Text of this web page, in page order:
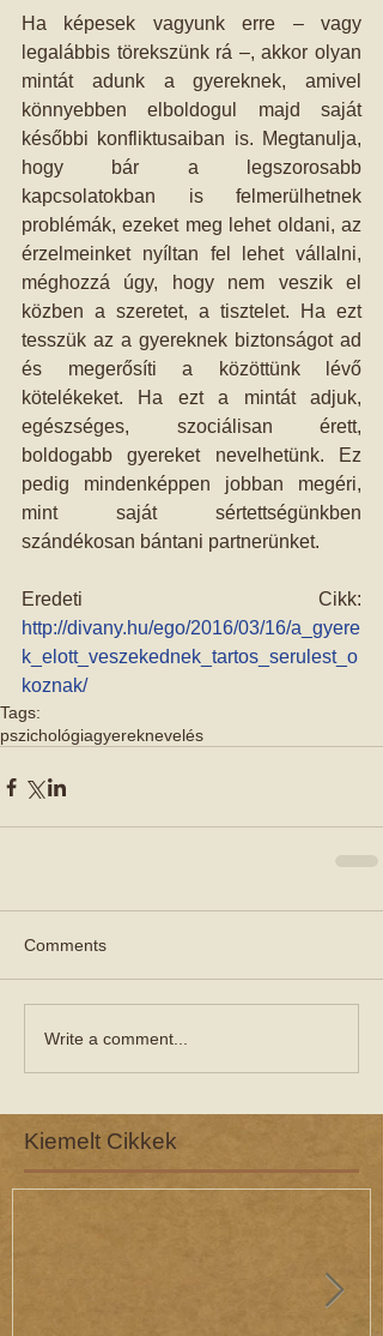
Ha képesek vagyunk erre – vagy
legalábbis törekszünk rá –, akkor olyan
mintát adunk a gyereknek, amivel
könnyebben elboldogul majd saját
későbbi konfliktusaiban is. Megtanulja,
hogy bár a legszorosabb
kapcsolatokban is felmerülhetnek
problémák, ezeket meg lehet oldani, az
érzelmeinket nyíltan fel lehet vállalni,
méghozzá úgy, hogy nem veszik el
közben a szeretet, a tisztelet. Ha ezt
tesszük az a gyereknek biztonságot ad
és megerősíti a közöttünk lévő
kötelékeket. Ha ezt a mintát adjuk,
egészséges, szociálisan érett,
boldogabb gyereket nevelhetünk. Ez
pedig mindenképpen jobban megéri,
mint saját sértettségünkben
szándékosan bántani partnerünket.
Eredeti Cikk:
http://divany.hu/ego/2016/03/16/a_gyere
k_elott_veszekednek_tartos_serulest_o
koznak/
Tags:
pszichológiagyereknevelés
Comments
Write a comment...
Kiemelt Cikkek